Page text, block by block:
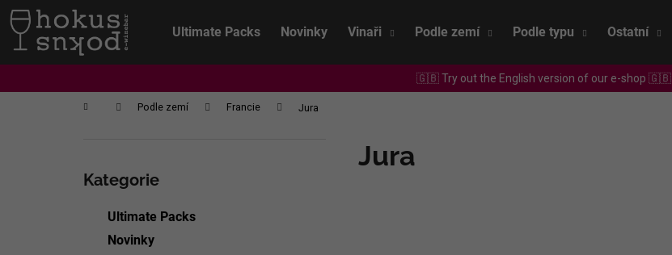
obsah
Ultimate Packs Novinky Vinaři Podle zemí Podle typu Ostatní
🇬🇧 Try out the English version of our e-shop 🇬🇧
Domů Podle zemí Francie Jura
kategorie
Kategorie
Ultimate Packs
Novinky
Jura
K
o
í
k
Zpět
do
Zpět
do
Co potřebujete najít?